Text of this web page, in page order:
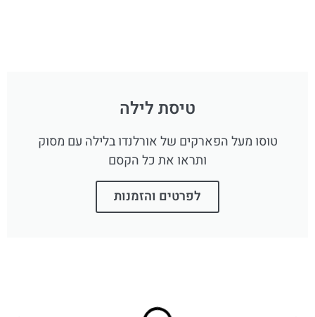
טיסת לילה
טוסו מעל הפארקים של אורלנדו בלילה עם מסוק
ותראו את כל הקסם
לפרטים והזמנות